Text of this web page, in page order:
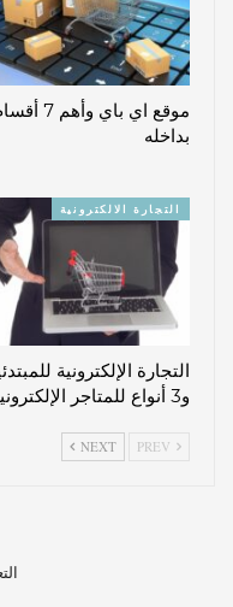
موقع اي باي وأهم 7
بداخله
التجارة الالكترونية
التجارة الإلكترونية
و3 أنواع للمتاجر الإلكترونية
NEXT